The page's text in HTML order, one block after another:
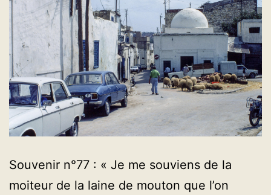
Souvenir n°77 : « Je me souviens de la
moiteur de la laine de mouton que l’on